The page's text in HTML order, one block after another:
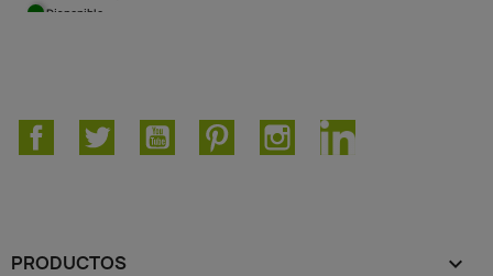
Disponible
FacebookTwitter YouTube PinterestInstagramLinkedIn
PRODUCTOS 